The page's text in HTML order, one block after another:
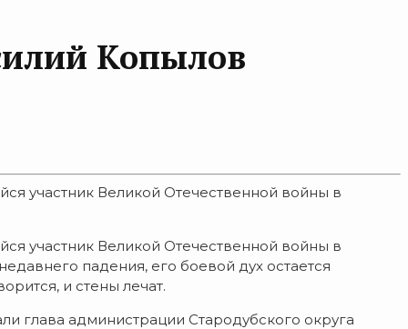
Копылов
участник Великой Отечественной войны в
участник Великой Отечественной войны в
падения, его боевой дух остается
и стены лечат.
глава администрации Стародубского округа